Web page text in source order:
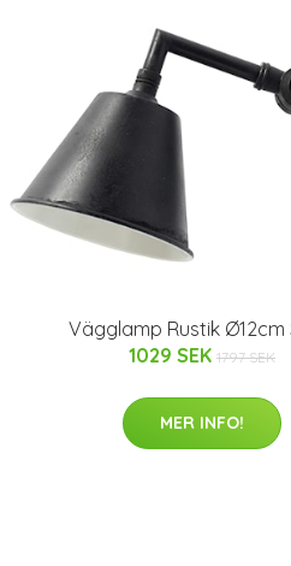
Vägglamp Rustik Ø12cm
1029 SEK 1797 SEK
MER INFO!